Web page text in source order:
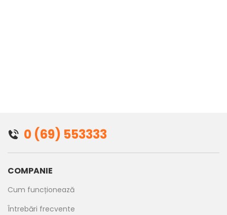
0 (69) 553333
COMPANIE
Cum funcționează
Întrebări frecvente